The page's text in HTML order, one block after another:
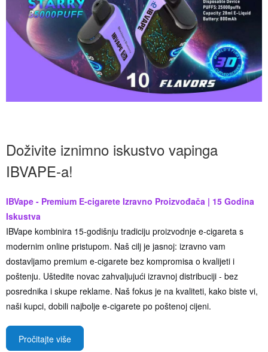
Doživite iznimno iskustvo vapinga
IBVAPE-a!
IBVape - Premium E-cigarete Izravno Proizvođača | 15 Godina
Iskustva
IBVape kombinira 15-godišnju tradiciju proizvodnje e-cigareta s
modernim online pristupom. Naš cilj je jasnoj: izravno vam
dostavljamo premium e-cigarete bez kompromisa o kvalijeti i
poštenju. Uštedite novac zahvaljujući izravnoj distribuciji - bez
posrednika i skupe reklame. Naš fokus je na kvaliteti, kako biste vi,
naši kupci, dobili najbolje e-cigarete po poštenoj cijeni.
Pročitajte više